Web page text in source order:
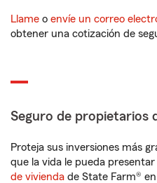
Llame o envíe un correo
obtener una cotización de
Seguro de propietarios
Proteja sus inversiones más
que la vida le pueda presentar
de vivienda de State Farm®